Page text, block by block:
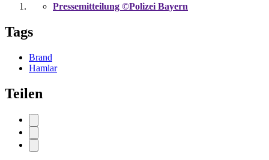
Pressemitteilung ©Polizei Bayern
Tags
Brand
Hamlar
Teilen